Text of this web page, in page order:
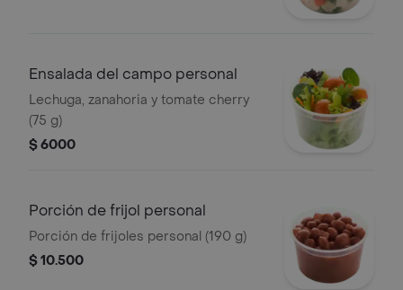
Ensalada del campo personal
Lechuga, zanahoria y tomate cherry
(75 g)
$ 6000
Porción de frijol personal
Porción de frijoles personal (190 g)
$ 10.500